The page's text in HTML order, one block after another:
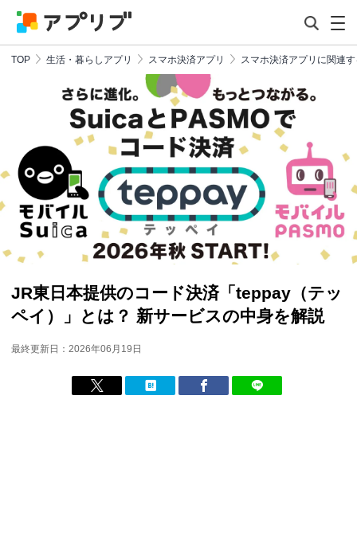
TOP 生活・暮らしアプリ スマホ決済アプリ スマホ決済アプリに関連
JR東日本提供のコード決済「teppay（テッ
ペイ）」とは？ 新サービスの中身を解説
最終更新日：2026年06月19日